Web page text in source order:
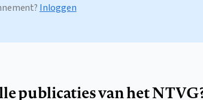
Inloggen
publicaties van het